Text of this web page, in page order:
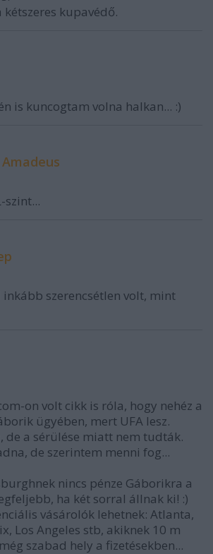
kétszeres kupavédő.
is kuncogtam volna halkan... :)
szint...
inkább szerencsétlen volt, mint
on volt cikk is róla, hogy nehéz a
ügyében, mert UFA lesz.
de a sérülése miatt nem tudták.
de szerintem menni fog...
nincs pénze Gáborikra a
ha két sorral állnak ki! :)
vásárolók lehetnek: Atlanta,
Los Angeles stb, akiknek 10 m
szabad hely a fizetésekben...